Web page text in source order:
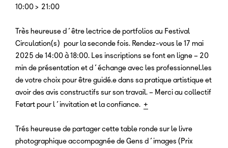
10:00 > 21:00
Très heureuse d’être lectrice de portfolios au Festival
Circulation(s) pour la seconde fois. Rendez-vous le 17 mai
2025 de 14:00 à 18:00. Les inscriptions se font en ligne – 20
min de présentation et d’échange avec les professionnel.les
de votre choix pour être guidé.e dans sa pratique artistique et
avoir des avis constructifs sur son travail. – Merci au collectif
Fetart pour l’invitation et la confiance. +
Trés heureuse de partager cette table ronde sur le livre
photographique accompagnée de Gens d’images (Prix